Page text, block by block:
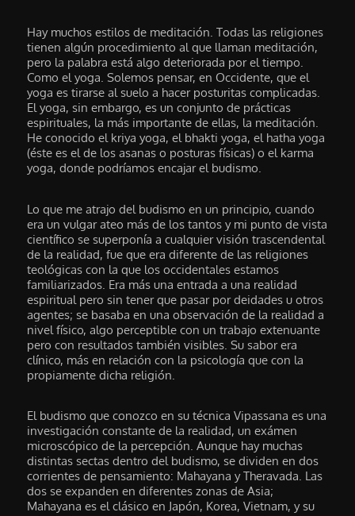
Hay muchos estilos de meditación. Todas las religiones
tienen algún procedimiento al que llaman meditación,
pero la palabra está algo deteriorada por el tiempo.
Como el yoga. Solemos pensar, en Occidente, que el
yoga es tirarse al suelo a hacer posturitas complicadas.
El yoga, sin embargo, es un conjunto de prácticas
espirituales, la más importante de ellas, la meditación.
He conocido el kriya yoga, el bhakti yoga, el hatha yoga
(éste es el de los asanas o posturas físicas) o el karma
yoga, donde podríamos encajar el budismo.
Lo que me atrajo del budismo en un principio, cuando
era un vulgar ateo más de los tantos y mi punto de vista
científico se superponía a cualquier visión trascendental
de la realidad, fue que era diferente de las religiones
teológicas con la que los occidentales estamos
familiarizados. Era más una entrada a una realidad
espiritual pero sin tener que pasar por deidades u otros
agentes; se basaba en una observación de la realidad a
nivel físico, algo perceptible con un trabajo extenuante
pero con resultados también visibles. Su sabor era
clínico, más en relación con la psicología que con la
propiamente dicha religión.
El budismo que conozco en su técnica Vipassana es una
investigación constante de la realidad, un exámen
microscópico de la percepción. Aunque hay muchas
distintas sectas dentro del budismo, se dividen en dos
corrientes de pensamiento: Mahayana y Theravada. Las
dos se expanden en diferentes zonas de Asia;
Mahayana es el clásico en Japón, Korea, Vietnam, y su